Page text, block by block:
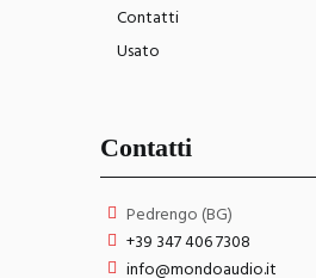
Contatti
Usato
Contatti
Pedrengo (BG)
+39 347 406 7308
info@mondoaudio.it